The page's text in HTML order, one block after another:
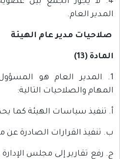
المدير العام.
صلاحيات مدير عام الهيئة
المادة (13)
1. المدير العام هو
المهام والصلاحيات التالية:
أ. تنفيذ سياسات الهيئة كما
ب. تنفيذ القرارات الصادرة عن
ج. رفع تقارير إلى مجلس